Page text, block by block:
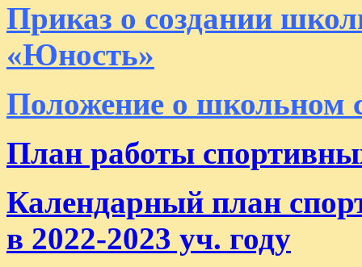
Приказ о создании
«Юность»
Положение о школьном
План работы
Календарный план
в 2022-2023 уч. году